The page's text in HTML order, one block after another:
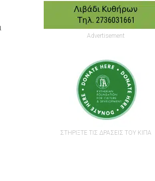
Advertisement
ΣΤΗΡΙΞΤΕ ΤΙΣ ΔΡΑΣΕΙΣ ΤΟΥ ΚΙΠΑ